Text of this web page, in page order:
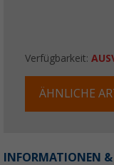
Verfügbarkeit:
ÄHNLICHE
INFORMATIONEN